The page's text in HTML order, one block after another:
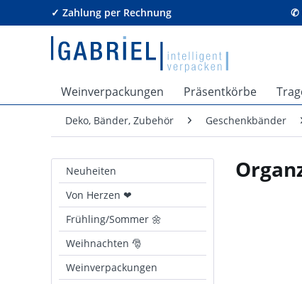
✓ Zahlung per Rechnung ✆
Weinverpackungen Präsentkörbe
Deko, Bänder, Zubehör Geschenkbänder
Neuheiten
Von Herzen ❤
Frühling/Sommer 🌼
Weihnachten 🎅
Weinverpackungen